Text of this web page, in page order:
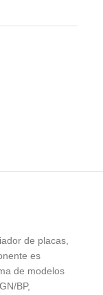
de placas,
es
de modelos
BP,